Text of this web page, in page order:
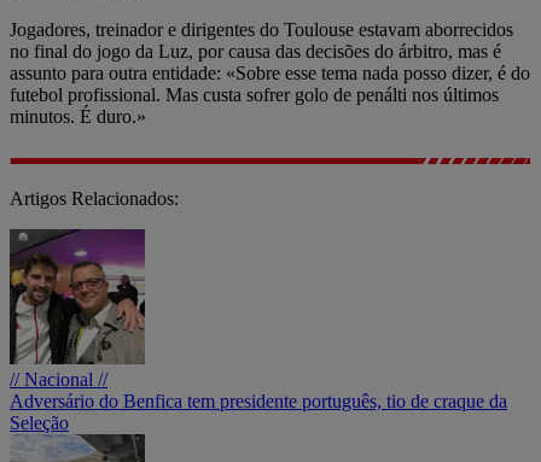
Jogadores, treinador e dirigentes do Toulouse estavam aborrecidos
no final do jogo da Luz, por causa das decisões do árbitro, mas é
assunto para outra entidade: «Sobre esse tema nada posso dizer, é do
futebol profissional. Mas custa sofrer golo de penálti nos últimos
minutos. É duro.»
Artigos Relacionados:
// Nacional //
Adversário do Benfica tem presidente português, tio de craque da
Seleção